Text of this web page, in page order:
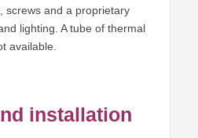
screws and a proprietary
lighting. A tube of thermal
available.
installation